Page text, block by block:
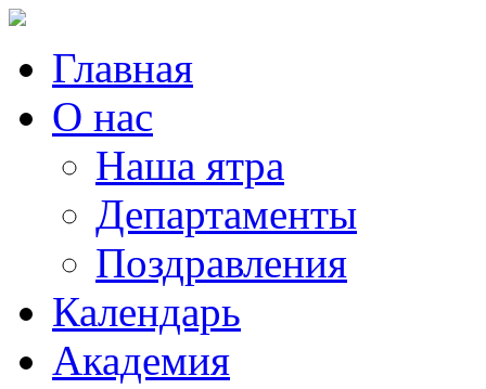
Главная
О нас
Наша ятра
Департаменты
Поздравления
Календарь
Академия